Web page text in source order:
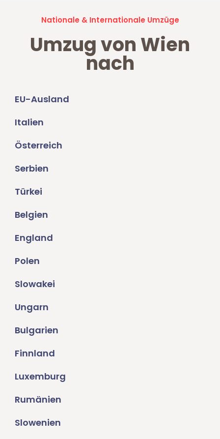
Nationale & Internationale Umzüge
Umzug von Wien
nach
EU-Ausland
Italien
Österreich
Serbien
Türkei
Belgien
England
Polen
Slowakei
Ungarn
Bulgarien
Finnland
Luxemburg
Rumänien
Slowenien